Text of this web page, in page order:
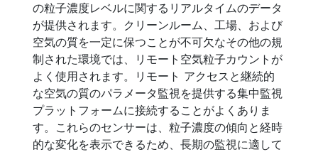
の粒子濃度レベルに関するリアルタイムのデータ
が提供されます。クリーンルーム、工場、および
空気の質を一定に保つことが不可欠なその他の規
制された環境では、リモート空気粒子カウントが
よく使用されます。リモート アクセスと継続的
な空気の質のパラメータ監視を提供する集中監視
プラットフォームに接続することがよくありま
す。これらのセンサーは、粒子濃度の傾向と経時
的な変化を表示できるため、長期の監視に適して